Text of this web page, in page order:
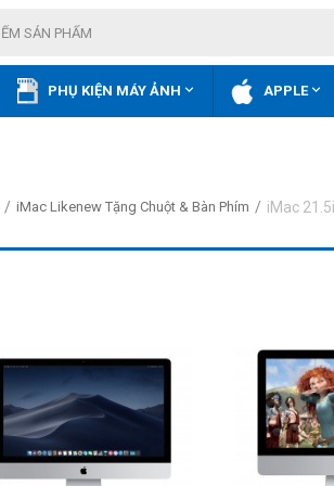
PHỤ KIỆN MÁY ẢNH  APPLE
/ iMac Likenew Tặng Chuột & Bàn Phím / iMac